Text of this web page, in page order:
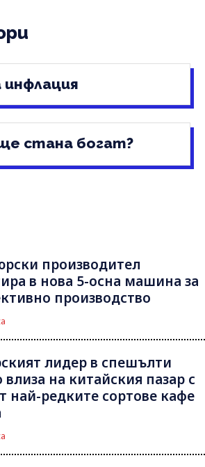
инфлация
стана богат?
производител
в нова 5-осна машина за
производство
лидер в спешълти
влиза на китайския пазар с
най-редките сортове кафе